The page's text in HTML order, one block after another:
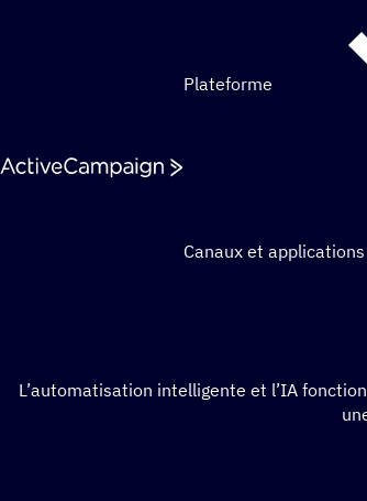
Plateforme
Canaux et applications
L’automatisation intelligente et l’IA